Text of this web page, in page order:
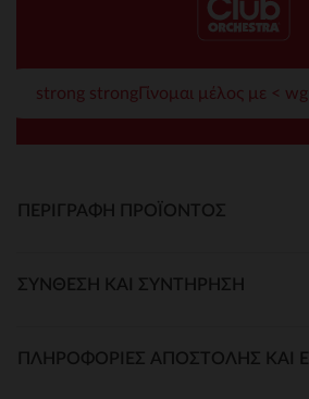
strong strongΓίνομαι μέλος με <
ΠΕΡΙΓΡΑΦΉ ΠΡΟΪΌΝΤΟΣ
ΣΎΝΘΕΣΗ ΚΑΙ ΣΥΝΤΉΡΗΣΗ
ΠΛΗΡΟΦΟΡΊΕΣ ΑΠΟΣΤΟΛΉΣ ΚΑΙ